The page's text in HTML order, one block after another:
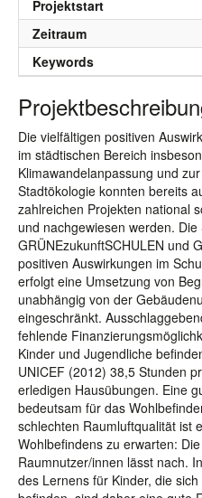
Projektstart
Zeitraum
Keywords
Die vielfältigen positiven
im städtischen Bereich
Klimawandelanpassung und
Stadtökologie konnten bereits
zahlreichen Projekten national
und nachgewiesen werden.
GRÜNEzukunftSCHULEN und
positiven Auswirkungen im
erfolgt eine Umsetzung von
unabhängig von der
eingeschränkt.
fehlende
Kinder und Jugendliche
UNICEF (2012) 38,5 Stunden
erledigen Hausübungen. Eine
bedeutsam für das
schlechten Raumluftqualität ist
Wohlbefindens zu erwarten:
Raumnutzer/innen lässt nach.
des Lernens für Kinder, die